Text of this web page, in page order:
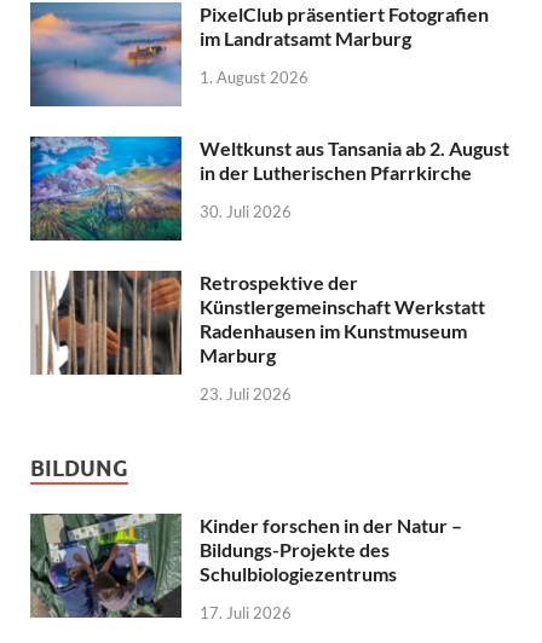
PixelClub präsentiert Fotografien
im Landratsamt Marburg
1. August 2026
Weltkunst aus Tansania ab 2. August
in der Lutherischen Pfarrkirche
30. Juli 2026
Retrospektive der
Künstlergemeinschaft Werkstatt
Radenhausen im Kunstmuseum
Marburg
23. Juli 2026
BILDUNG
Kinder forschen in der Natur –
Bildungs-Projekte des
Schulbiologiezentrums
17. Juli 2026